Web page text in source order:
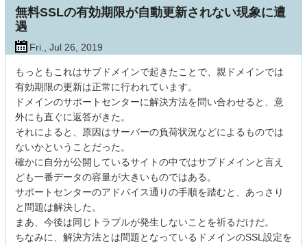
無料SSLの有効期限が自動更新されない現象に遭
遇
Fri., Jul 26, 2019
もっともこれはサブドメインで起きたことで、親ドメインでは
有効期限の更新は正常に行われています。
ドメインのサポートセンターに解決方法を問い合わせると、意
外にも直ぐに返答がきた。
それによると、原因はサーバーの負荷状況などによるものでは
ないかということだった。
確かに自分が公開しているサイトの中ではサブドメインと言え
ども一番データの容量が大きいものではある。
サポートセンターのアドバイス通りの手順を踏むと、あっさり
と問題は解決した。
まあ、今後は同じトラブルが発生しないことを祈るだけだ。
ちなみに、解決方法とは問題となっているドメインのSSL設定を